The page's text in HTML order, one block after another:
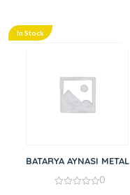
In Stock
BATARYA AYNASI METAL
0